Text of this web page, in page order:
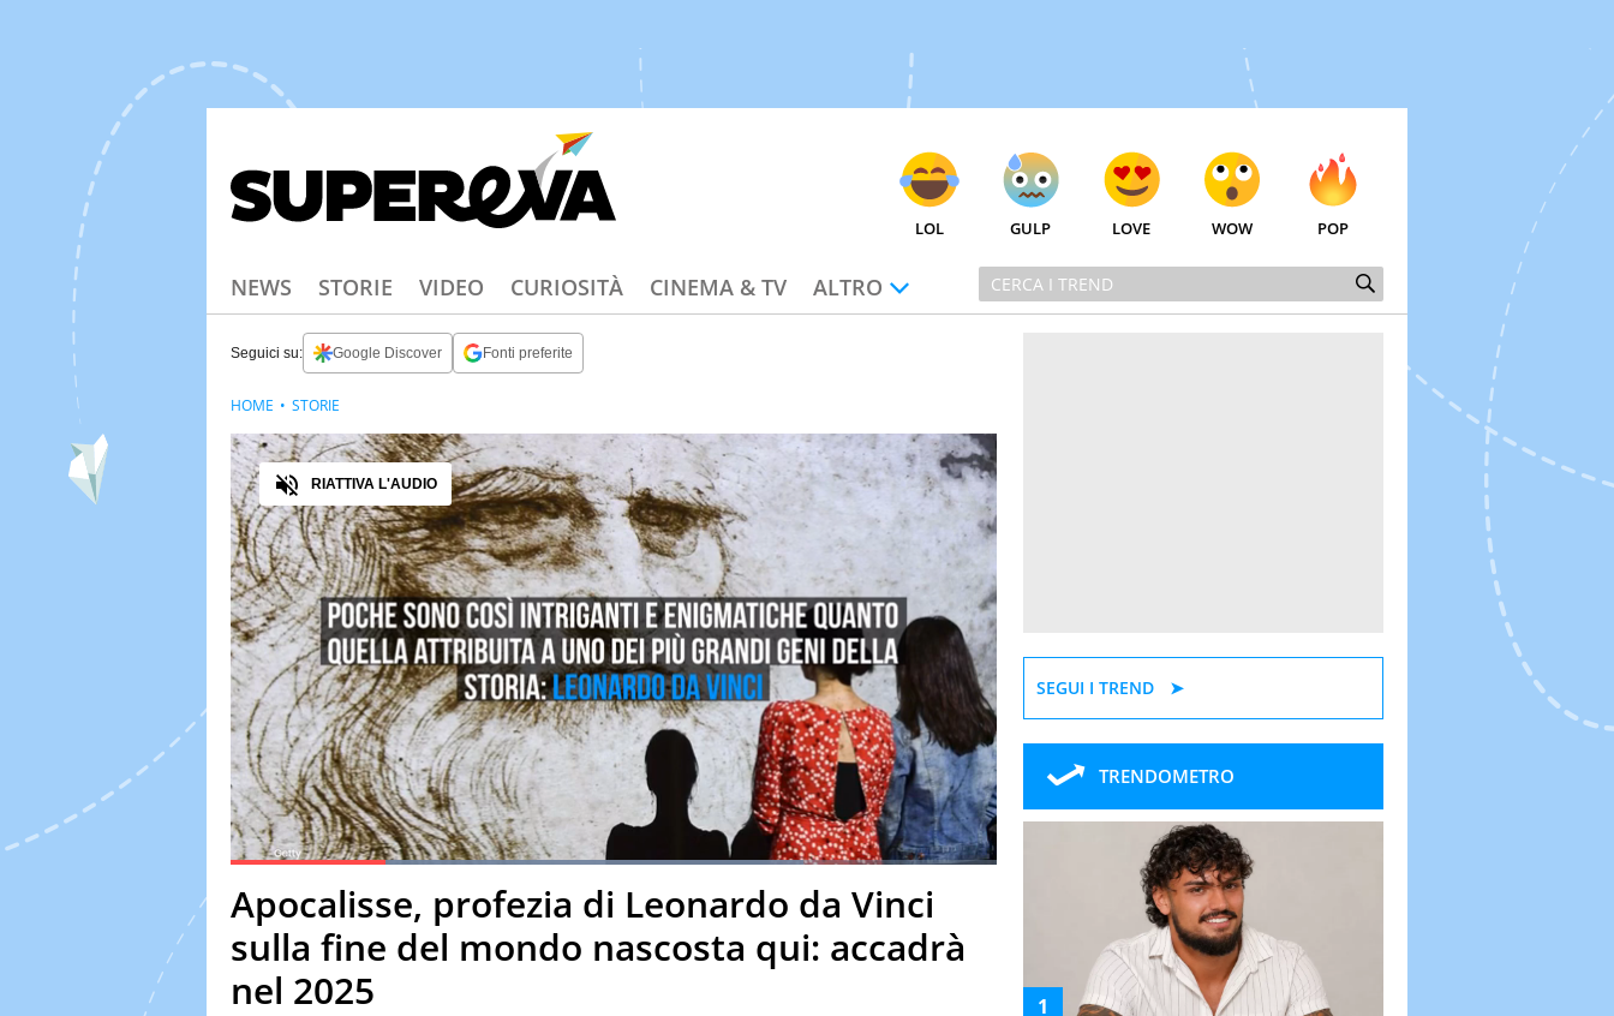
LOL GULP LOVE WOW POP
NEWS STORIE VIDEO CURIOSITÀ CINEMA & TV ALTRO
Seguici su: Google Discover Fonti preferite
PauseUnmuteCurrent Time
0:20
Loaded:74.75%
Fullscreen
Audio
RIATTIVA L'AUDIO
Apocalisse, profezia di Leonardo da Vinci
sulla fine del mondo nascosta qui: accadrà
nel 2025
HOME STORIE
SEGUI I TREND
TRENDOMETRO